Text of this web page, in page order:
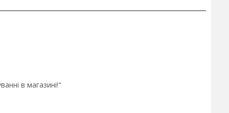
в магазині!"